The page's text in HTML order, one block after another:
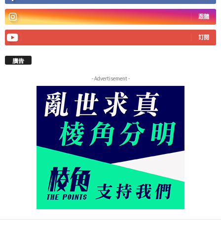
跟隨
訂閱
廣告
- Advertisement -